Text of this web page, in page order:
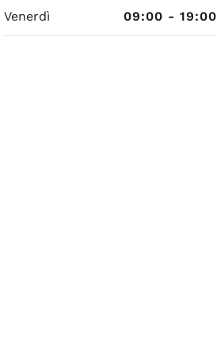
Venerdì 09:00 - 19:00